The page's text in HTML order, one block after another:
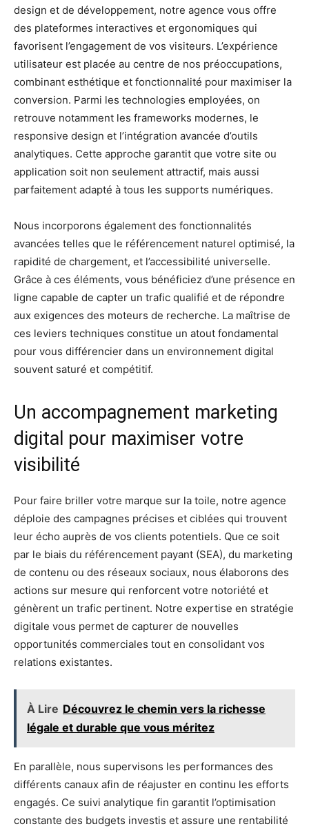
design et de développement, notre agence vous offre
des plateformes interactives et ergonomiques qui
favorisent l’engagement de vos visiteurs. L’expérience
utilisateur est placée au centre de nos préoccupations,
combinant esthétique et fonctionnalité pour maximiser la
conversion. Parmi les technologies employées, on
retrouve notamment les frameworks modernes, le
responsive design et l’intégration avancée d’outils
analytiques. Cette approche garantit que votre site ou
application soit non seulement attractif, mais aussi
parfaitement adapté à tous les supports numériques.
Nous incorporons également des fonctionnalités
avancées telles que le référencement naturel optimisé, la
rapidité de chargement, et l’accessibilité universelle.
Grâce à ces éléments, vous bénéficiez d’une présence en
ligne capable de capter un trafic qualifié et de répondre
aux exigences des moteurs de recherche. La maîtrise de
ces leviers techniques constitue un atout fondamental
pour vous différencier dans un environnement digital
souvent saturé et compétitif.
Un accompagnement marketing
digital pour maximiser votre
visibilité
Pour faire briller votre marque sur la toile, notre agence
déploie des campagnes précises et ciblées qui trouvent
leur écho auprès de vos clients potentiels. Que ce soit
par le biais du référencement payant (SEA), du marketing
de contenu ou des réseaux sociaux, nous élaborons des
actions sur mesure qui renforcent votre notoriété et
génèrent un trafic pertinent. Notre expertise en stratégie
digitale vous permet de capturer de nouvelles
opportunités commerciales tout en consolidant vos
relations existantes.
À Lire Découvrez le chemin vers la richesse
légale et durable que vous méritez
En parallèle, nous supervisons les performances des
différents canaux afin de réajuster en continu les efforts
engagés. Ce suivi analytique fin garantit l’optimisation
constante des budgets investis et assure une rentabilité